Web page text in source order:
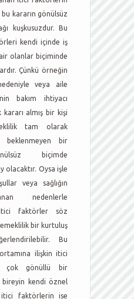
bu kararın gönülsüz
kuşkusuzdur. Bu
kendi içinde iş
olanlar biçiminde
Çünkü örneğin
veya aile
bakım ihtiyacı
almış bir kişi
tam olarak
beklenmeyen bir
biçimde
olacaktır. Oysa işle
veya sağlığın
nedenlerle
faktörler söz
bir kurtuluş
Bu
ilişkin itici
çok gönüllü bir
bireyin kendi öznel
itici faktörlerin ise